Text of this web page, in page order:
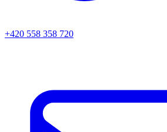
+420 558 358 720